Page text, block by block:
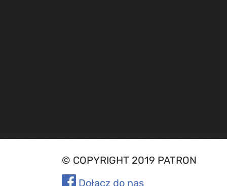
© COPYRIGHT 2019 PATRON
Dołącz do nas